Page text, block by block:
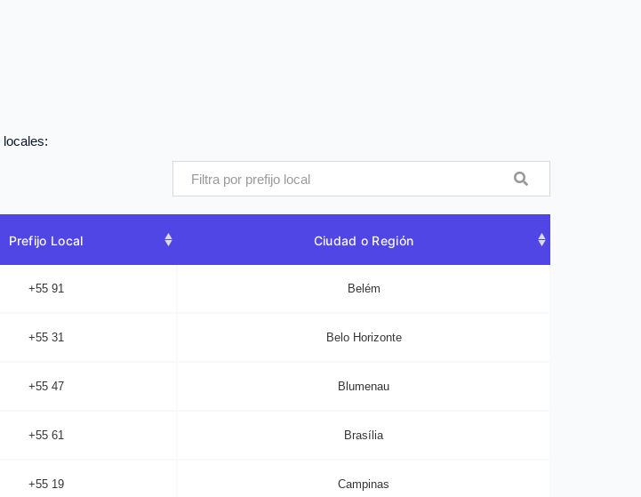
locales:
Prefijo Local Ciudad o Región
+55 91 Belém
+55 31 Belo Horizonte
+55 47 Blumenau
+55 61 Brasília
+55 19 Campinas